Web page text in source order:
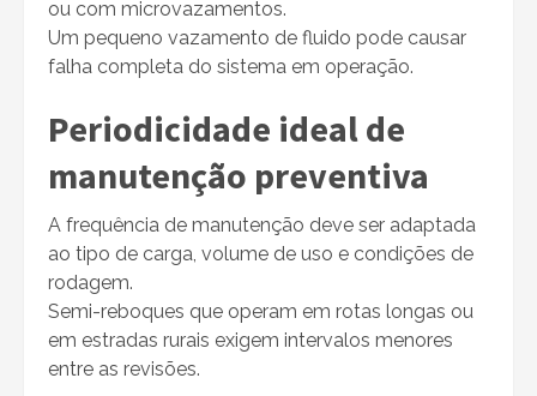
ou com microvazamentos.
Um pequeno vazamento de fluido pode causar
falha completa do sistema em operação.
Periodicidade ideal de
manutenção preventiva
A frequência de manutenção deve ser adaptada
ao tipo de carga, volume de uso e condições de
rodagem.
Semi-reboques que operam em rotas longas ou
em estradas rurais exigem intervalos menores
entre as revisões.